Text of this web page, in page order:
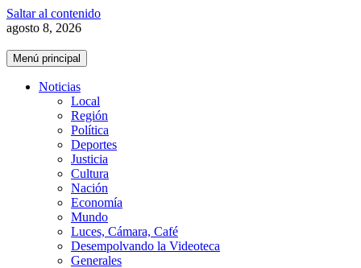
Saltar al contenido
agosto 8, 2026
Menú principal
Noticias
Local
Región
Política
Deportes
Justicia
Cultura
Nación
Economía
Mundo
Luces, Cámara, Café
Desempolvando la Videoteca
Generales